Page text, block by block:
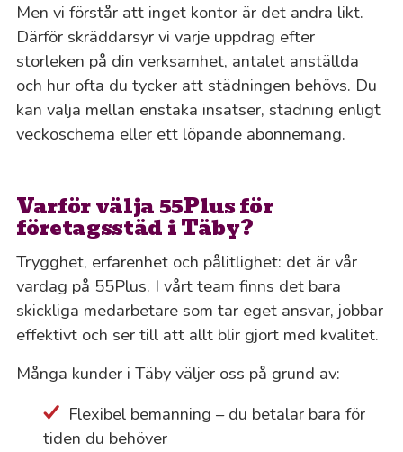
Men vi förstår att inget kontor är det andra likt.
Därför skräddarsyr vi varje uppdrag efter
storleken på din verksamhet, antalet anställda
och hur ofta du tycker att städningen behövs. Du
kan välja mellan enstaka insatser, städning enligt
veckoschema eller ett löpande abonnemang.
Varför välja 55Plus för
företagsstäd i Täby?
Trygghet, erfarenhet och pålitlighet: det är vår
vardag på 55Plus. I vårt team finns det bara
skickliga medarbetare som tar eget ansvar, jobbar
effektivt och ser till att allt blir gjort med kvalitet.
Många kunder i Täby väljer oss på grund av:
Flexibel bemanning – du betalar bara för
tiden du behöver